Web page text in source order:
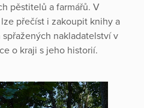
pěstitelů a farmářů. V
přečíst i zakoupit knihy a
nakladatelství v
o kraji s jeho historií.